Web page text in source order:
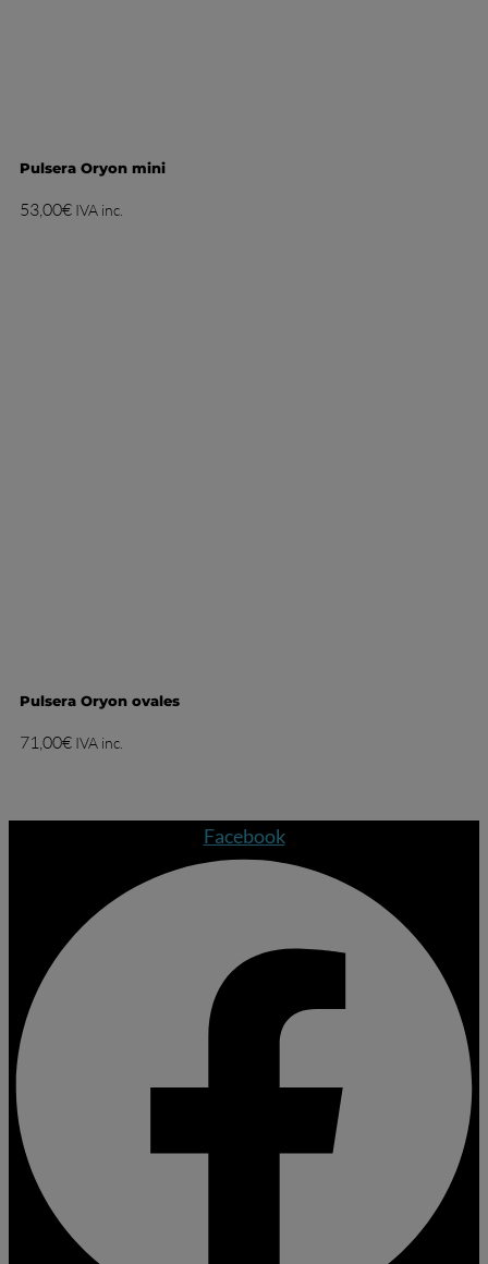
Pulsera Oryon mini
53,00€ IVA inc.
Pulsera Oryon ovales
71,00€ IVA inc.
Facebook